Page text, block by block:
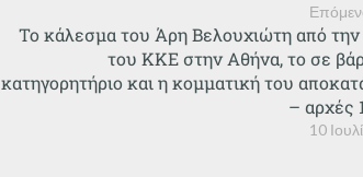
10
Το κάλεσμα του Άρη Βελουχιώτη από την
του ΚΚΕ στην Αθήνα, το σε
κατηγορητήριο και η κομματική του
– αρχές